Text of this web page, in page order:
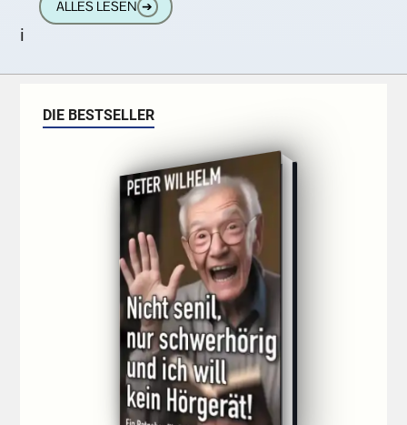
Fachmann den
ALLES LESEN ➔
i
DIE BESTSELLER